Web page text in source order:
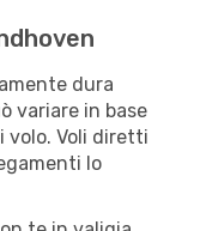
dura
variare in base
volo. Voli diretti
lo